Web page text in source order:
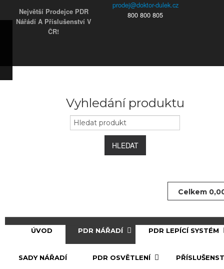
Největší Prodejce PDR
Nářádí A Příslušenství V
ČR!
800 800 805
Vyhledání produktu
HLEDAT
Celkem
ÚVOD PDR NÁŘADÍ PDR LEPÍCÍ SYSTÉM
SADY NÁŘADÍ PDR OSVĚTLENÍ